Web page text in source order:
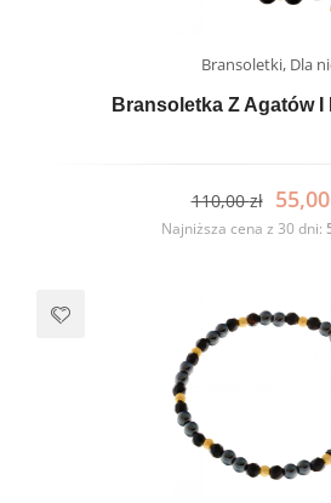
Bransoletki, Dla
Bransoletka Z Agatów I
110,00zł 55,00
Najniższa cena z 30 dni: